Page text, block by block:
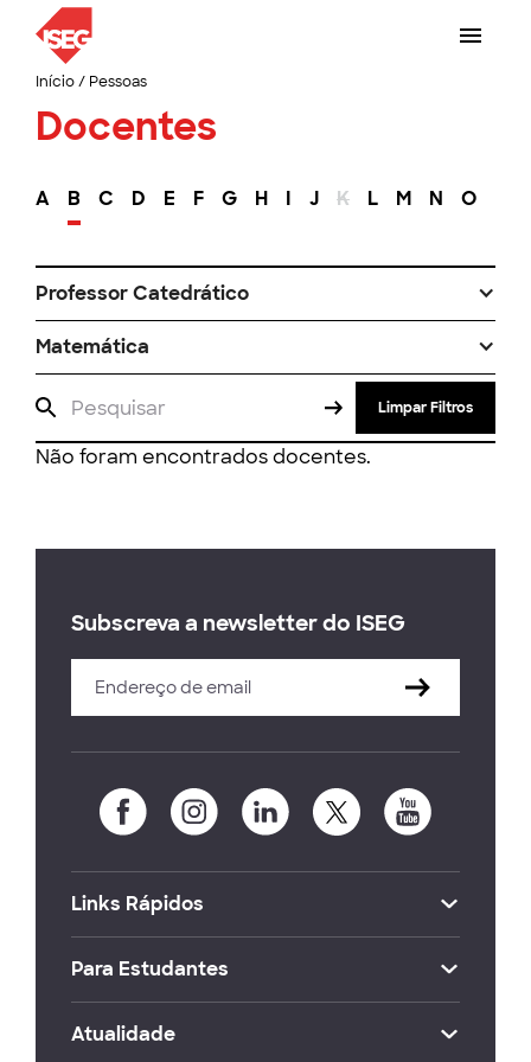
Início/ Pessoas
Docentes
A B C D E F G H I J K L M N O
Professor Catedrático
Matemática
Limpar Filtros
Não foram encontrados docentes.
Subscreva a newsletter do ISEG
Links Rápidos
Para Estudantes
Atualidade